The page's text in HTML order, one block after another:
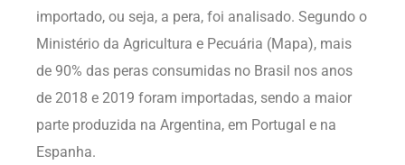
importado, ou seja, a pera, foi analisado. Segundo o
Ministério da Agricultura e Pecuária (Mapa), mais
de 90% das peras consumidas no Brasil nos anos
de 2018 e 2019 foram importadas, sendo a maior
parte produzida na Argentina, em Portugal e na
Espanha.